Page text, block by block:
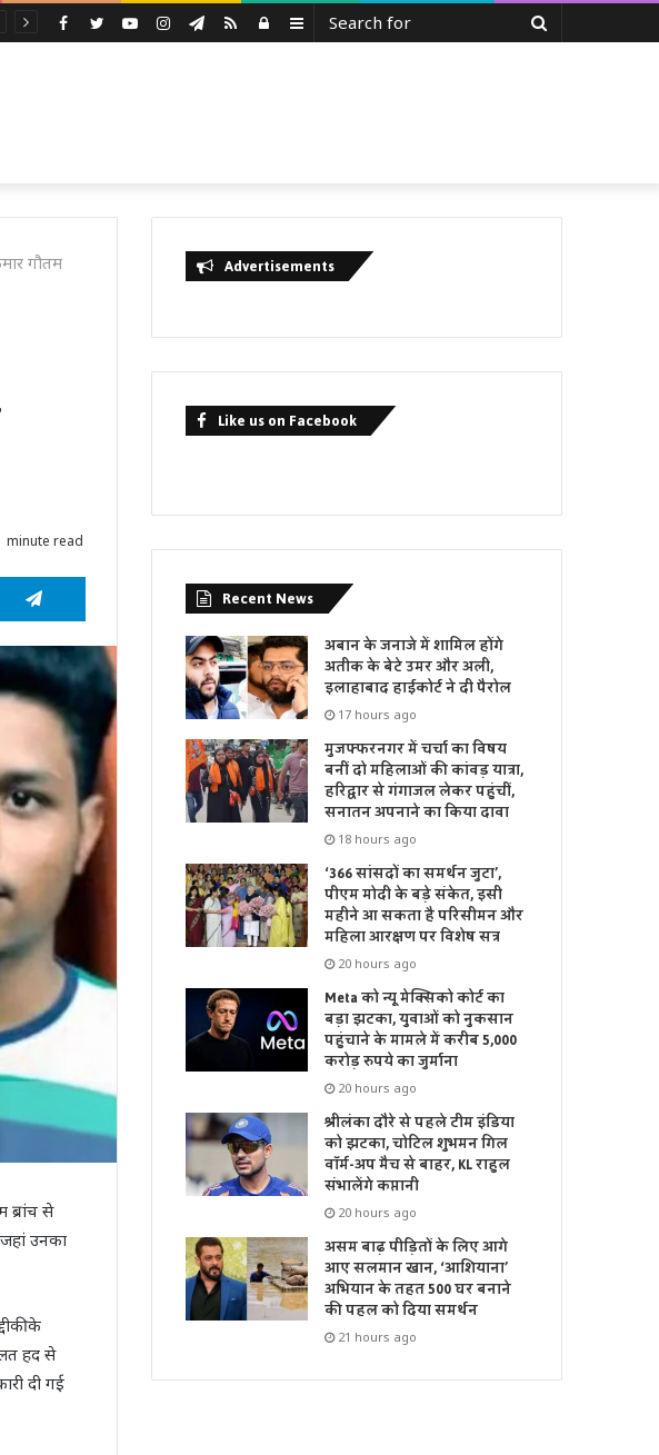
Sidebar
Log
RSS
Telegram
Instagram
YouTube
Twitter
Facebook
गौतम
minute read
Telegram
ब्रांच से
उनका
के
हद से
दी गई
Advertisements
Like us on Facebook
Recent News
अबान के जनाजे में शामिल होंगे
अतीक के बेटे उमर और अली,
इलाहाबाद हाईकोर्ट ने दी पैरोल
17 hours ago
मुजफ्फरनगर में चर्चा का विषय
बनीं दो महिलाओं की कांवड़ यात्रा,
हरिद्वार से गंगाजल लेकर पहुंचीं,
सनातन अपनाने का किया दावा
18 hours ago
‘366 सांसदों का समर्थन जुटा’,
पीएम मोदी के बड़े संकेत, इसी
महीने आ सकता है परिसीमन और
महिला आरक्षण पर विशेष सत्र
20 hours ago
Meta को न्यू मेक्सिको कोर्ट का
बड़ा झटका, युवाओं को नुकसान
पहुंचाने के मामले में करीब 5,000
करोड़ रुपये का जुर्माना
20 hours ago
श्रीलंका दौरे से पहले टीम इंडिया
को झटका, चोटिल शुभमन गिल
वॉर्म-अप मैच से बाहर, KL राहुल
संभालेंगे कप्तानी
20 hours ago
असम बाढ़ पीड़ितों के लिए आगे
आए सलमान खान, ‘आशियाना’
अभियान के तहत 500 घर बनाने
की पहल को दिया समर्थन
21 hours ago